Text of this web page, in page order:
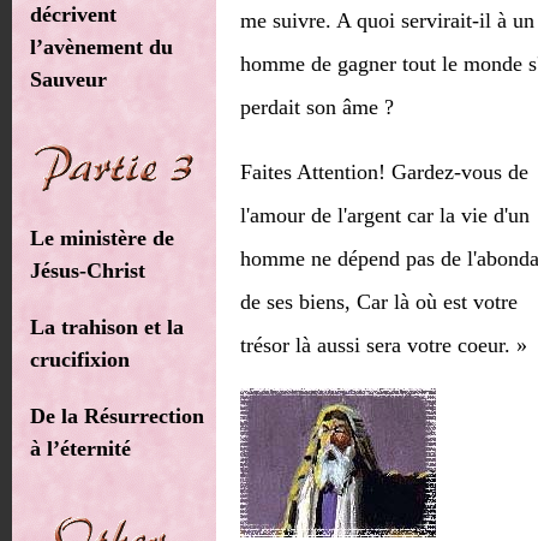
décrivent
l’avènement du
Sauveur
Le ministère de
Jésus-Christ
La trahison et la
crucifixion
De la Résurrection
à l’éternité
me suivre. A quoi servirait-il à un
homme de gagner tout le monde
perdait son âme ?
Faites Attention! Gardez-vous de
l'amour de l'argent car la vie d'un
homme ne dépend pas de
de ses biens, Car là où est votre
trésor là aussi sera votre coeur. »